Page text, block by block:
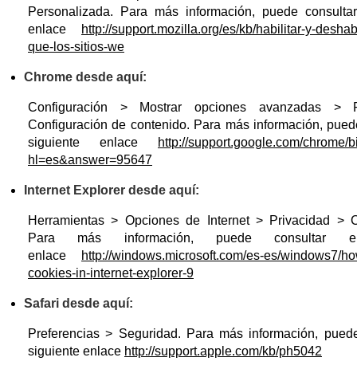
Personalizada. Para más información, puede
enlace
http://support.mozilla.org/es/kb/habilitar-y-
que-los-sitios-we
Chrome desde aquí:
Configuración > Mostrar opciones avanzadas >
Configuración de contenido. Para más información,
siguiente enlace
http://support.google.com/chrome/
hl=es&answer=95647
Internet Explorer desde aquí:
Herramientas > Opciones de Internet > Privacidad >
Para más información, puede consultar
enlace
http://windows.microsoft.com/es-es/windows7/
cookies-in-internet-explorer-9
Safari desde aquí:
Preferencias > Seguridad. Para más información,
siguiente enlace http://support.apple.com/kb/ph5042